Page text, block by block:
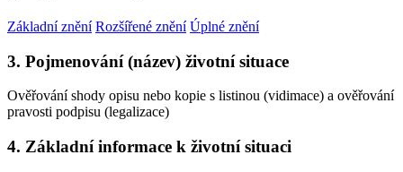
Základní znění Rozšířené znění Úplné znění
3. Pojmenování (název) životní situace
Ověřování shody opisu nebo kopie s listinou (vidimace) a ověřování
pravosti podpisu (legalizace)
4. Základní informace k životní situaci